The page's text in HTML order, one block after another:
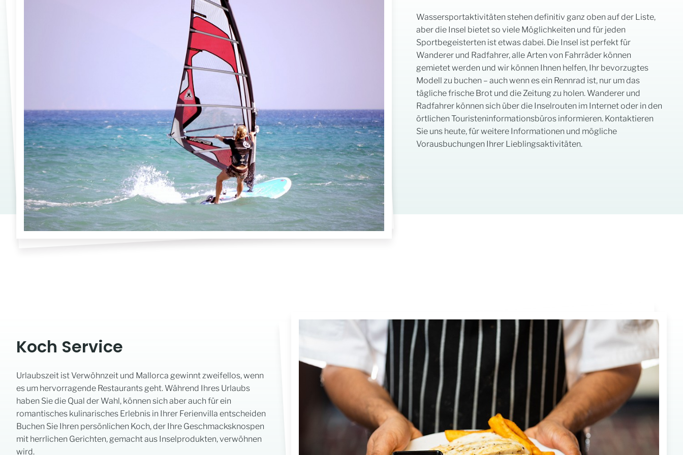
Wassersportaktivitäten stehen definitiv ganz oben auf der Liste,
aber die Insel bietet so viele Möglichkeiten und für jeden
Sportbegeisterten ist etwas dabei. Die Insel ist perfekt für
Wanderer und Radfahrer, alle Arten von Fahrräder können
gemietet werden und wir können Ihnen helfen, Ihr bevorzugtes
Modell zu buchen – auch wenn es ein Rennrad ist, nur um das
tägliche frische Brot und die Zeitung zu holen. Wanderer und
Radfahrer können sich über die Inselrouten im Internet oder in den
örtlichen Touristeninformationsbüros informieren. Kontaktieren
Sie uns heute, für weitere Informationen und mögliche
Vorausbuchungen Ihrer Lieblingsaktivitäten.
Koch Service
Urlaubszeit ist Verwöhnzeit und Mallorca gewinnt zweifellos, wenn
es um hervorragende Restaurants geht. Während Ihres Urlaubs
haben Sie die Qual der Wahl, können sich aber auch für ein
romantisches kulinarisches Erlebnis in Ihrer Ferienvilla entscheiden
Buchen Sie Ihren persönlichen Koch, der Ihre Geschmacksknospen
mit herrlichen Gerichten, gemacht aus Inselprodukten, verwöhnen
wird.